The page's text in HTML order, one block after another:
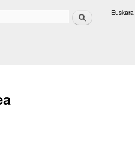
Search Euskara